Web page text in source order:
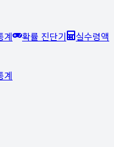
계 확률 진단기
실수령액
계